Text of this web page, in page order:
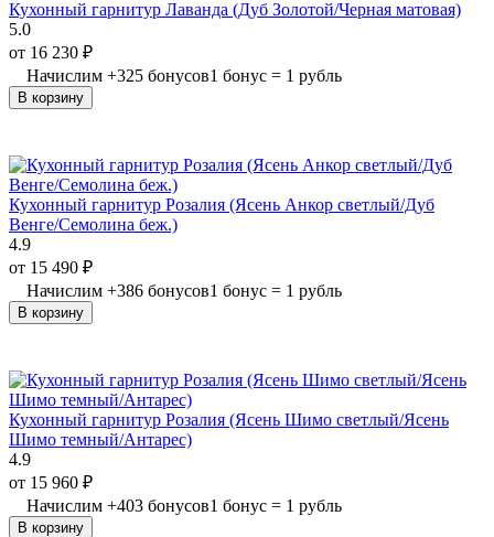
Кухонный гарнитур Лаванда (Дуб Золотой/Черная матовая)
5.0
от 16 230 ₽
Начислим +325 бонусов1 бонус = 1 рубль
В корзину
Кухонный гарнитур Розалия (Ясень Анкор светлый/Дуб
Венге/Семолина беж.)
4.9
от 15 490 ₽
Начислим +386 бонусов1 бонус = 1 рубль
В корзину
Кухонный гарнитур Розалия (Ясень Шимо светлый/Ясень
Шимо темный/Антарес)
4.9
от 15 960 ₽
Начислим +403 бонусов1 бонус = 1 рубль
В корзину